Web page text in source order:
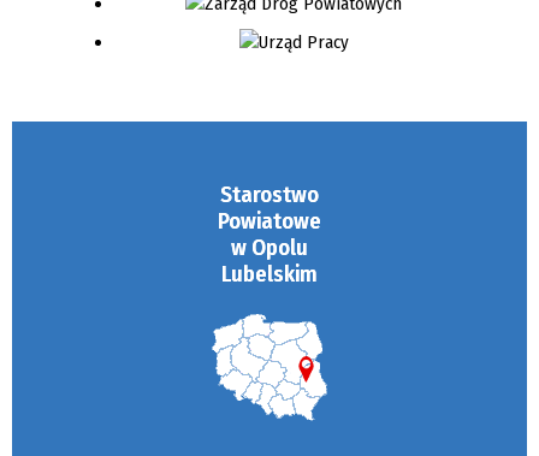
Starostwo
Powiatowe
w Opolu
Lubelskim